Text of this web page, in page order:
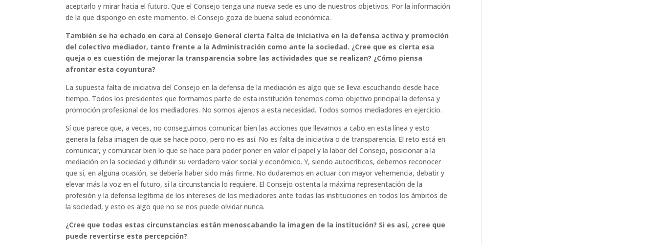
aceptarlo y mirar hacia el futuro. Que el Consejo tenga una nueva sede es uno de nuestros objetivos. Por la información
de la que dispongo en este momento, el Consejo goza de buena salud económica.
También se ha echado en cara al Consejo General cierta falta de iniciativa en la defensa activa y promoción
del colectivo mediador, tanto frente a la Administración como ante la sociedad. ¿Cree que es cierta esa
queja o es cuestión de mejorar la transparencia sobre las actividades que se realizan? ¿Cómo piensa
afrontar esta coyuntura?
La supuesta falta de iniciativa del Consejo en la defensa de la mediación es algo que se lleva escuchando desde hace
tiempo. Todos los presidentes que formamos parte de esta institución tenemos como objetivo principal la defensa y
promoción profesional de los mediadores. No somos ajenos a esta necesidad. Todos somos mediadores en ejercicio.
Sí que parece que, a veces, no conseguimos comunicar bien las acciones que llevamos a cabo en esta línea y esto
genera la falsa imagen de que se hace poco, pero no es así. No es falta de iniciativa o de transparencia. El reto está en
comunicar, y comunicar bien lo que se hace para poder poner en valor el papel y la labor del Consejo, posicionar a la
mediación en la sociedad y difundir su verdadero valor social y económico. Y, siendo autocríticos, debemos reconocer
que sí, en alguna ocasión, se debería haber sido más firme. No dudaremos en actuar con mayor vehemencia, debatir y
elevar más la voz en el futuro, si la circunstancia lo requiere. El Consejo ostenta la máxima representación de la
profesión y la defensa legítima de los intereses de los mediadores ante todas las instituciones en todos los ámbitos de
la sociedad, y esto es algo que no se nos puede olvidar nunca.
¿Cree que todas estas circunstancias están menoscabando la imagen de la institución? Si es así, ¿cree que
puede revertirse esta percepción?